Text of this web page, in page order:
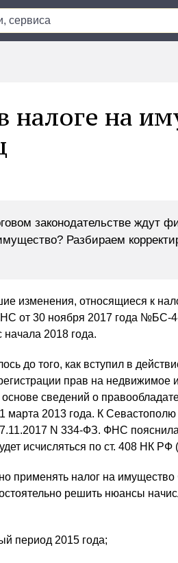
налоге на
законодательстве ждут
Разбираем
изменения, относящиеся к
от 30 ноября 2017 года №БС-
начала 2018 года.
до того, как вступил в
прав на недвижимое
сведений о
марта 2013 года. К
N 334-ФЗ. ФНС
исчисляться по ст. 408 НК РФ
применять налог на
решить нюансы
период 2015 года;